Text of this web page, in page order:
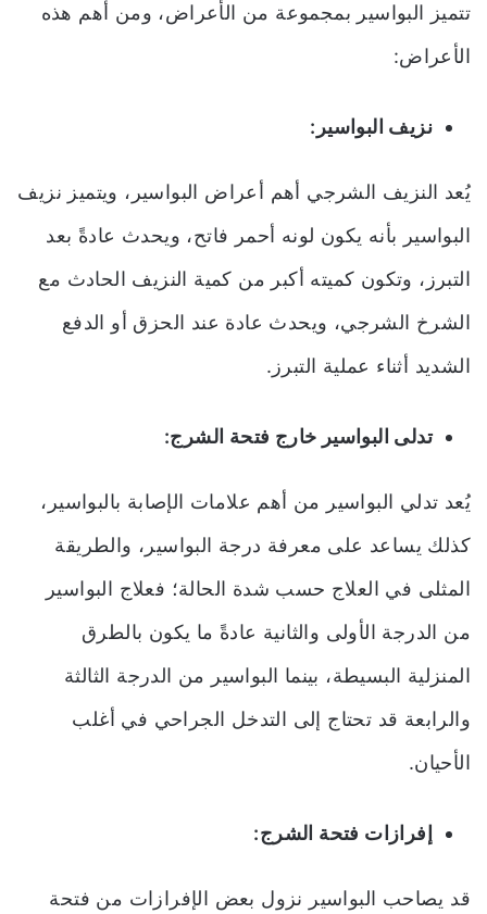
تتميز البواسير بمجموعة من الأعراض، ومن أهم هذه
الأعراض:
نزيف البواسير:
يُعد النزيف الشرجي أهم أعراض البواسير، ويتميز نزيف
البواسير بأنه يكون لونه أحمر فاتح، ويحدث عادةً بعد
التبرز، وتكون كميته أكبر من كمية النزيف الحادث مع
الشرخ الشرجي، ويحدث عادة عند الحزق أو الدفع
الشديد أثناء عملية التبرز.
تدلى البواسير خارج فتحة الشرج:
يُعد تدلي البواسير من أهم علامات الإصابة بالبواسير،
كذلك يساعد على معرفة درجة البواسير، والطريقة
المثلى في العلاج حسب شدة الحالة؛ فعلاج البواسير
من الدرجة الأولى والثانية عادةً ما يكون بالطرق
المنزلية البسيطة، بينما البواسير من الدرجة الثالثة
والرابعة قد تحتاج إلى التدخل الجراحي في أغلب
الأحيان.
إفرازات فتحة الشرج:
قد يصاحب البواسير نزول بعض الإفرازات من فتحة